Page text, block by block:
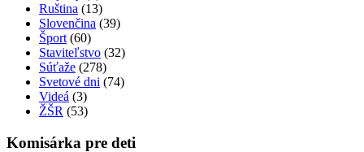
Ruština (13)
Slovenčina (39)
Šport (60)
Staviteľstvo (32)
Súťaže (278)
Svetové dni (74)
Videá (3)
ŽŠR (53)
Komisárka pre deti